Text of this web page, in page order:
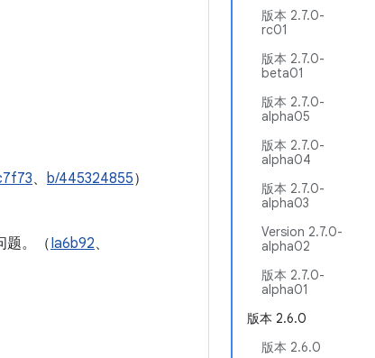
版本 2.7.0-
rc01
版本 2.7.0-
beta01
版本 2.7.0-
alpha05
版本 2.7.0-
alpha04
版本 2.7.0-
alpha03
Version 2.7.0-
alpha02
版本 2.7.0-
alpha01
版本 2.6.0
版本 2.6.0
、 b/445324855）
题。（Ia6b92、